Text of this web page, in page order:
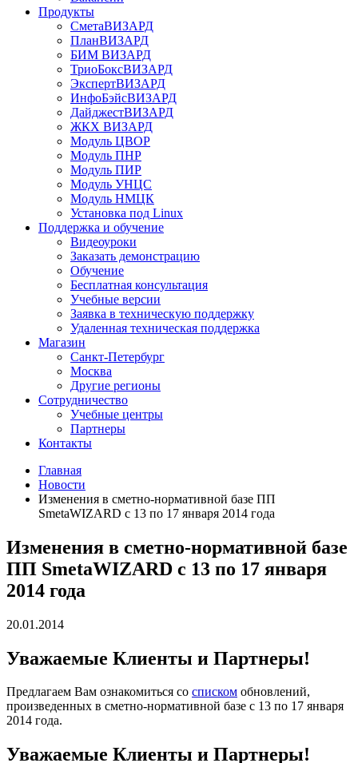
Продукты
СметаВИЗАРД
ПланВИЗАРД
БИМ ВИЗАРД
ТриоБоксВИЗАРД
ЭкспертВИЗАРД
ИнфоБэйсВИЗАРД
ДайджестВИЗАРД
ЖКХ ВИЗАРД
Модуль ЦВОР
Модуль ПНР
Модуль ПИР
Модуль УНЦС
Модуль НМЦК
Установка под Linux
Поддержка и обучение
Видеоуроки
Заказать демонстрацию
Обучение
Бесплатная консультация
Учебные версии
Заявка в техническую поддержку
Удаленная техническая поддержка
Магазин
Санкт-Петербург
Москва
Другие регионы
Сотрудничество
Учебные центры
Партнеры
Контакты
Главная
Новости
Изменения в сметно-нормативной базе ПП
SmetaWIZARD с 13 по 17 января 2014 года
Изменения в сметно-нормативной базе
ПП SmetaWIZARD с 13 по 17 января
2014 года
20.01.2014
Уважаемые Клиенты и Партнеры!
Предлагаем Вам ознакомиться со списком обновлений,
произведенных в сметно-нормативной базе с 13 по 17 января
2014 года.
Уважаемые Клиенты и Партнеры!